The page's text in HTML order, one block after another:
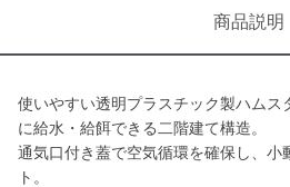
商品説明
使いやすい透明プラスチック製ハムス
に給水・給餌できる二階建て構造。
通気口付き蓋で空気循環を確保し、小
ト。